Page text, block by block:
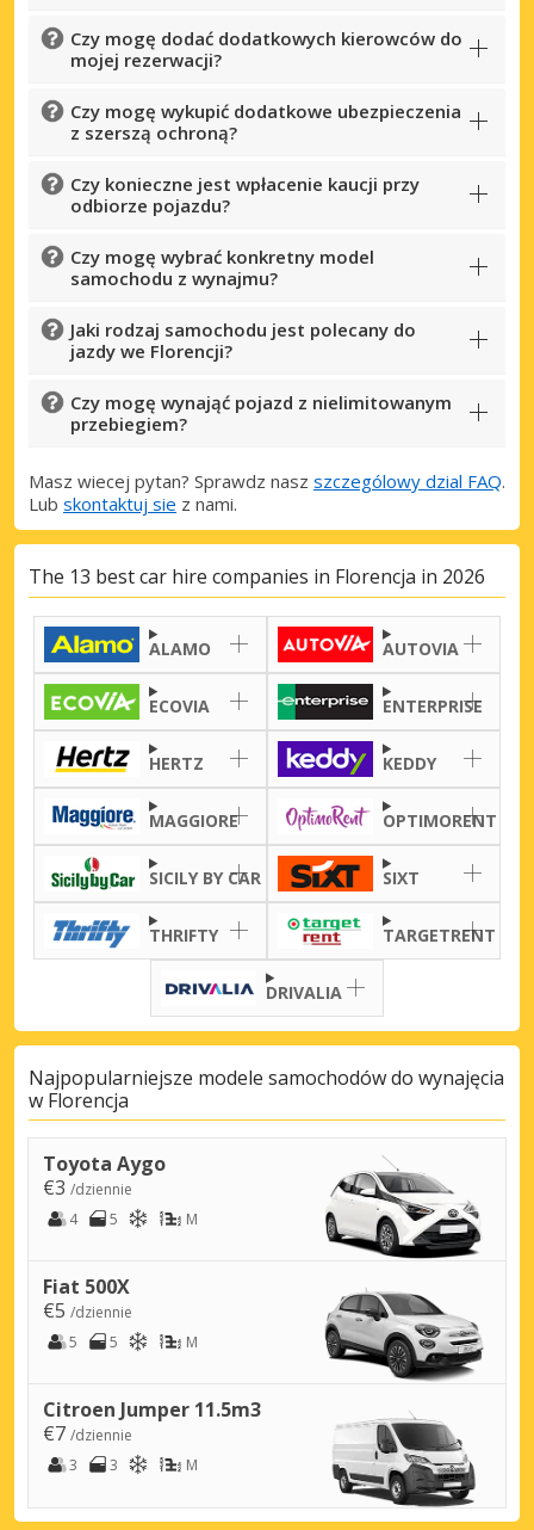
Najlepsze oszczędności
Uzyskaj dostęp do ekskluzywnych ofert
Zaloguj się przez eLink
Czy mogę dodać dodatkowych kierowców do
mojej rezerwacji?
Czy mogę wykupić dodatkowe ubezpieczenia
z szerszą ochroną?
Czy konieczne jest wpłacenie kaucji przy
odbiorze pojazdu?
Czy mogę wybrać konkretny model
samochodu z wynajmu?
Jaki rodzaj samochodu jest polecany do
jazdy we Florencji?
Czy mogę wynająć pojazd z nielimitowanym
przebiegiem?
Masz wiecej pytan? Sprawdz nasz szczególowy dzial FAQ.
Lub skontaktuj sie z nami.
The 13 best car hire companies in Florencja in 2026
ALAMO AUTOVIA
ECOVIA ENTERPRISE
HERTZ KEDDY
MAGGIORE OPTIMORENT
SICILY BY CAR SIXT
THRIFTY TARGETRENT
DRIVALIA
Najpopularniejsze modele samochodów do wynajęcia
w Florencja
Toyota Aygo
€3 /dziennie
4
5 M
Fiat 500X
€5 /dziennie
5
5 M
Citroen Jumper 11.5m3
€7 /dziennie
3
3 M